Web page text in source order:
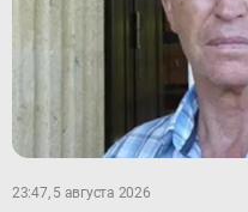
23:47, 5 августа 2026